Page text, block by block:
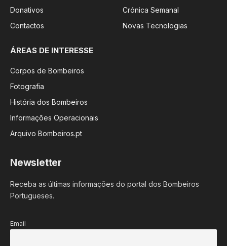
Donativos
Contactos
Crónica Semanal
Novas Tecnologias
ÁREAS DE INTERESSE
Corpos de Bombeiros
Fotografia
História dos Bombeiros
Informações Operacionais
Arquivo Bombeiros.pt
Newsletter
Receba as últimas informações do portal dos Bombeiros
Portugueses.
Email